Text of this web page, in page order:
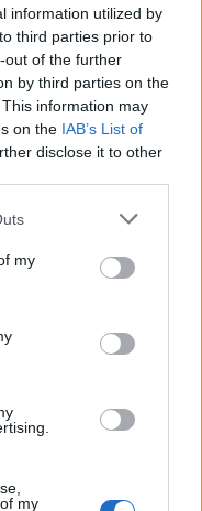
information utilized by
third parties prior to
out of the further
by third parties on the
information may
on the IAB’s List of
disclose it to other
one or more Google
You may click to
third-party tags to
in below Google
my
my
περιθώρια
αυτοί που το
πραγματικά